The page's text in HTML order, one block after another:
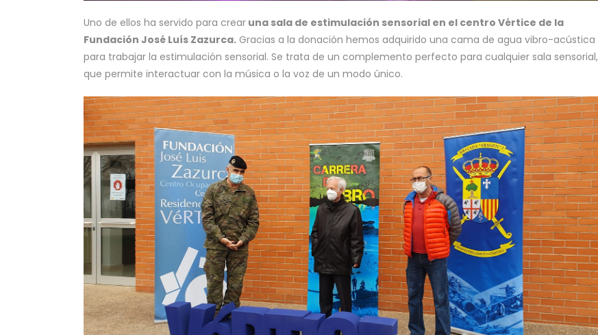
Uno de ellos ha servido para crear una sala de estimulación sensorial en el centro Vértice de la
Fundación José Luís Zazurca. Gracias a la donación hemos adquirido una cama de agua vibro-acústica
para trabajar la estimulación sensorial. Se trata de un complemento perfecto para cualquier sala sensorial,
que permite interactuar con la música o la voz de un modo único.